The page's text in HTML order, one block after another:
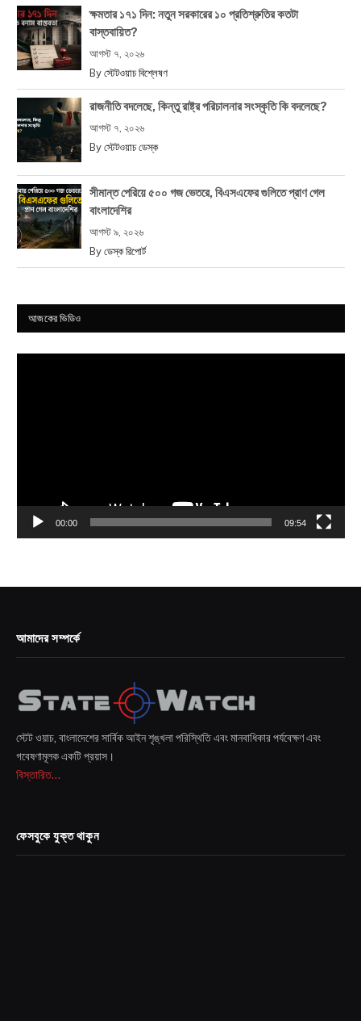
ক্ষমতার ১৭১ দিন: নতুন সরকারের ১০ প্রতিশ্রুতির কতটা
বাস্তবায়িত?
আগস্ট ৭, ২০২৬
By স্টেটওয়াচ বিশ্লেষণ
রাজনীতি বদলেছে, কিন্তু রাষ্ট্র পরিচালনার সংস্কৃতি কি বদলেছে?
আগস্ট ৭, ২০২৬
By স্টেটওয়াচ ডেস্ক
সীমান্ত পেরিয়ে ৫০০ গজ ভেতরে, বিএসএফের গুলিতে প্রাণ গেল
বাংলাদেশির
আগস্ট ৯, ২০২৬
By ডেস্ক রিপোর্ট
আজকের ভিডিও
00:00 09:54
আমাদের সম্পর্কে
স্টেট ওয়াচ, বাংলাদেশের সার্বিক আইন শৃঙ্খলা পরিস্থিতি এবং মানবাধিকার পর্যবেক্ষণ এবং
গবেষণামূলক একটি প্রয়াস।
বিস্তারিত...
ফেসবুকে যুক্ত থাকুন